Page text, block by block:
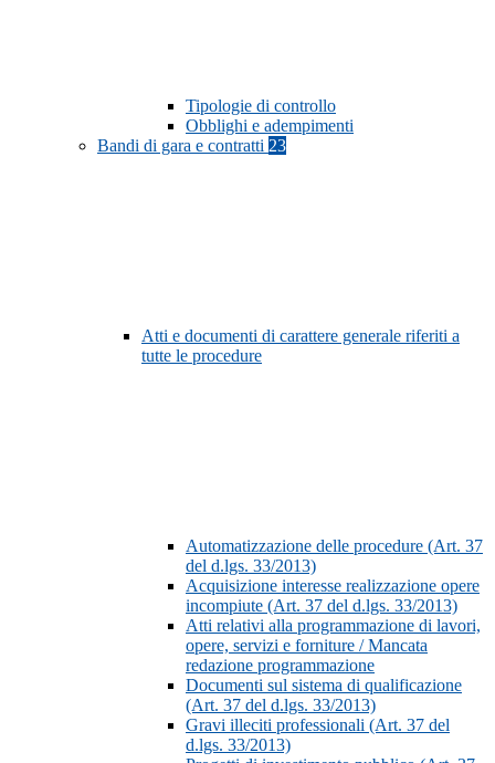
Tipologie di controllo
Obblighi e adempimenti
Bandi di gara e contratti 23
Atti e documenti di carattere generale riferiti a
tutte le procedure
Automatizzazione delle procedure (Art. 37
del d.lgs. 33/2013)
Acquisizione interesse realizzazione opere
incompiute (Art. 37 del d.lgs. 33/2013)
Atti relativi alla programmazione di lavori,
opere, servizi e forniture / Mancata
redazione programmazione
Documenti sul sistema di qualificazione
(Art. 37 del d.lgs. 33/2013)
Gravi illeciti professionali (Art. 37 del
d.lgs. 33/2013)